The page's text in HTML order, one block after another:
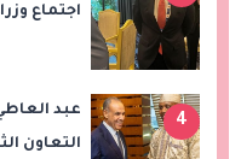
اجتماع
4
عبد
التعاون